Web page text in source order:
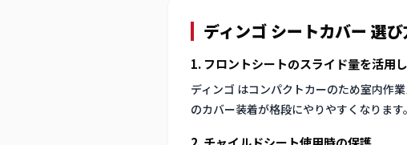
ディンゴ シートカバー 選
1. フロントシートのスライド量を活用
ディンゴ はコンパクトカーのため室内作
のカバー装着が格段にやりやすくなります。